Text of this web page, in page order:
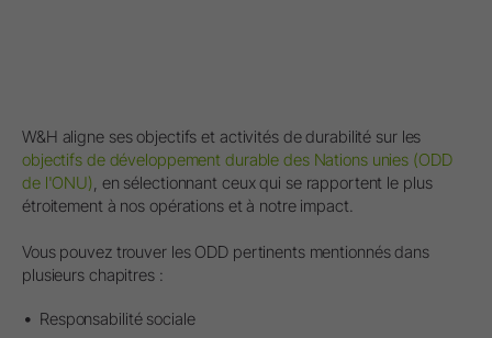
W&H aligne ses objectifs et activités de durabilité sur les
objectifs de développement durable des Nations unies (ODD
de l'ONU) , en sélectionnant ceux qui se rapportent le plus
étroitement à nos opérations et à notre impact.
Vous pouvez trouver les ODD pertinents mentionnés dans
plusieurs chapitres :
Responsabilité sociale